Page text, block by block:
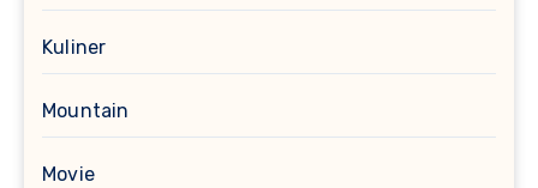
Kuliner
Mountain
Movie